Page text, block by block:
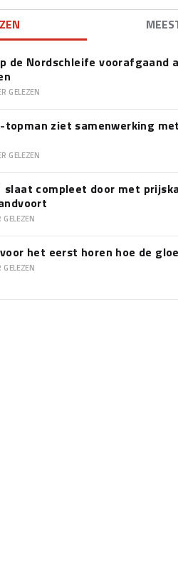
de Nordschleife voorafgaand
GELEZEN
topman ziet samenwerking
GELEZEN
slaat compleet door met
GELEZEN
het eerst horen hoe de
GELEZEN